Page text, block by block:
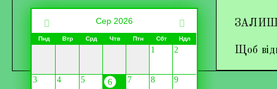
Щоб
Сер 2026
Пнд Втр Срд Чтв Птн Сбт Ндл
1 2
3 4 5 6 7 8 9